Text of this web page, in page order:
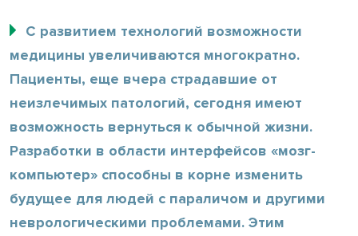
С развитием технологий возможности
медицины увеличиваются многократно.
Пациенты, еще вчера страдавшие от
неизлечимых патологий, сегодня имеют
возможность вернуться к обычной жизни.
Разработки в области интерфейсов «мозг-
компьютер» способны в корне изменить
будущее для людей с параличом и другими
неврологическими проблемами. Этим